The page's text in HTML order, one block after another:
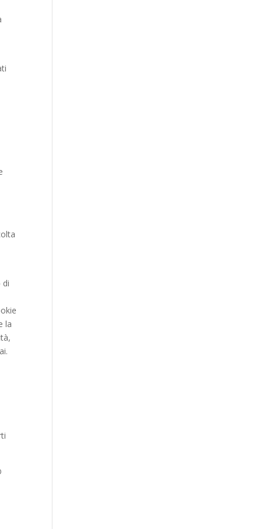
di
la